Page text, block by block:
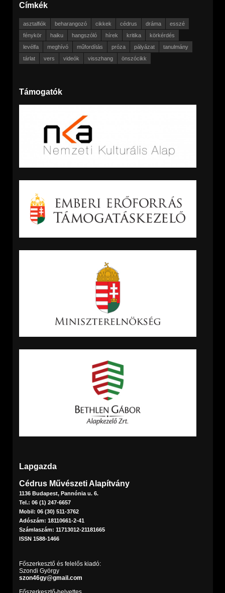
Címkék
asztalfiók beharangozó cikkek cédrus dráma
esszé
fénykör
haiku hangszóló hírek kritika
körkérdés
levélfa
meghívó műfordítás próza pályázat
tanulmány
tárlat
vers videók visszhang önszócikk
Támogatók
Lapgazda
Cédrus Művészeti Alapítvány
1136 Budapest, Pannónia u. 6.
Tel.: 06 (1) 247-6657
Mobil: 06 (30) 511-3762
Adószám: 18110661-2-41
Számlaszám: 11713012-21181665
ISSN 1588-1466
Főszerkesztő és felelős kiadó:
Szondi György
szon46gy@gmail.com